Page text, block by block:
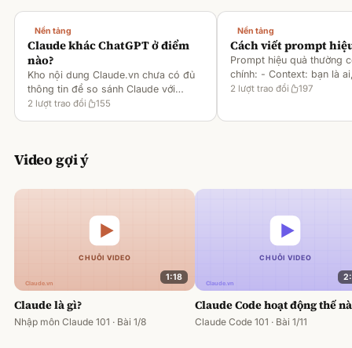
Nền tảng
Claude khác ChatGPT ở điểm
nào?
Kho nội dung Claude.vn chưa có đủ
thông tin để so sánh Claude với
ChatGPT. Hiện chỉ có tài liệu về
2 lượt trao đổi 155
Nền tảng
Cách viết prompt
Prompt hiệu quả thường
chính: - Context: bạn là
gì [1][2][6] - Task: muốn
2 lượt trao đổi 197
Video gợi ý
1:18
Claude là gì?
Nhập môn Claude 101 · Bài 1/8
Claude Code hoạt động thế
Claude Code 101 · Bài 1/11